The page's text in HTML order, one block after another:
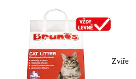
Zvíře